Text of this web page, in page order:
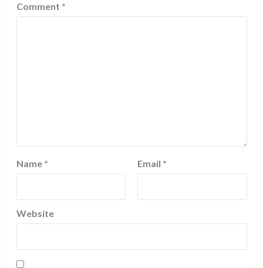
Comment *
Name * Email *
Website